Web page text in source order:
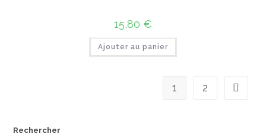
15,80 €
Ajouter au panier
1 2
Rechercher